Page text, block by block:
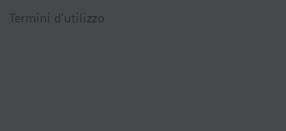
Termini d'utilizzo